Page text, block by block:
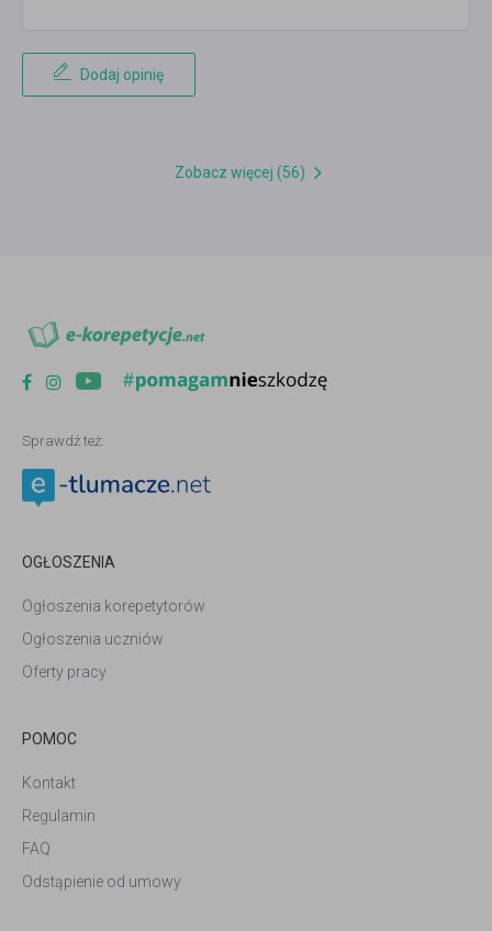
Dodaj opinię
Zobacz więcej (56)
Sprawdź też:
OGŁOSZENIA
Ogłoszenia korepetytorów
Ogłoszenia uczniów
Oferty pracy
POMOC
Kontakt
Regulamin
FAQ
Odstąpienie od umowy